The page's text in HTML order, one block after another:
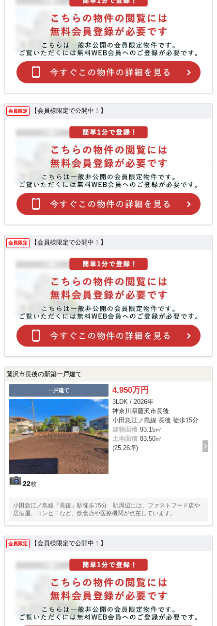
会員限定 【会員様限定で公開中！】
会員限定 【会員様限定で公開中！】
藤沢市長後の新築一戸建て
一戸建て
22枚
4,950万円
3LDK / 2026年
神奈川県藤沢市長後
小田急江ノ島線 長後 徒歩15分
建物面積 93.15㎡
土地面積 83.50㎡
(25.26坪)
小田急江ノ島線「長後」駅徒歩15分 駅周辺には、ファストフード店や
居酒屋、コンビニなど、飲食店や医療機関が点在しています。
会員限定 【会員様限定で公開中！】